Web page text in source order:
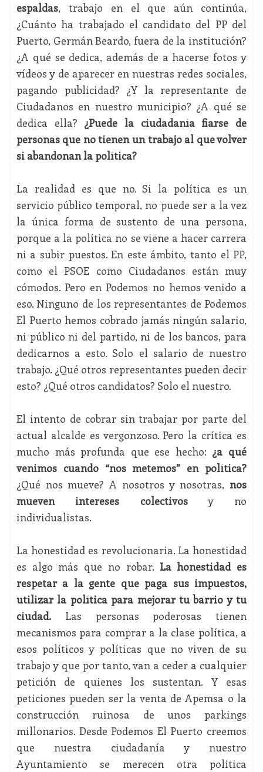
espaldas, trabajo en el que aún continúa,
¿Cuánto ha trabajado el candidato del PP del
Puerto, Germán Beardo, fuera de la institución?
¿A qué se dedica, además de a hacerse fotos y
vídeos y de aparecer en nuestras redes sociales,
pagando publicidad? ¿Y la representante de
Ciudadanos en nuestro municipio? ¿A qué se
dedica ella? ¿Puede la ciudadanía fiarse de
personas que no tienen un trabajo al que volver
si abandonan la política?
La realidad es que no. Si la política es un
servicio público temporal, no puede ser a la vez
la única forma de sustento de una persona,
porque a la política no se viene a hacer carrera
ni a subir puestos. En este ámbito, tanto el PP,
como el PSOE como Ciudadanos están muy
cómodos. Pero en Podemos no hemos venido a
eso. Ninguno de los representantes de Podemos
El Puerto hemos cobrado jamás ningún salario,
ni público ni del partido, ni de los bancos, para
dedicarnos a esto. Solo el salario de nuestro
trabajo. ¿Qué otros representantes pueden decir
esto? ¿Qué otros candidatos? Solo el nuestro.
El intento de cobrar sin trabajar por parte del
actual alcalde es vergonzoso. Pero la crítica es
mucho más profunda que ese hecho: ¿a qué
venimos cuando “nos metemos” en política?
¿Qué nos mueve? A nosotros y nosotras, nos
mueven intereses colectivosy no
individualistas.
La honestidad es revolucionaria. La honestidad
es algo más que no robar. La honestidad es
respetar a la gente que paga sus impuestos,
utilizar la política para mejorar tu barrio y tu
ciudad.Las personas poderosas tienen
mecanismos para comprar a la clase política, a
esos políticos y políticas que no viven de su
trabajo y que por tanto, van a ceder a cualquier
petición de quienes los sustentan. Y esas
peticiones pueden ser la venta de Apemsa o la
construcción ruinosa de unos parkings
millonarios. Desde Podemos El Puerto creemos
que nuestra ciudadanía y nuestro
Ayuntamiento se merecen otra política